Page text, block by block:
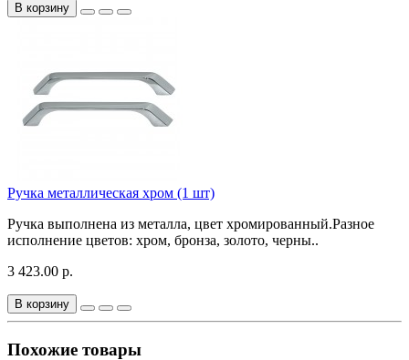
В корзину
Ручка металлическая хром (1 шт)
Ручка выполнена из металла, цвет хромированный.Разное
исполнение цветов: хром, бронза, золото, черны..
3 423.00 р.
В корзину
Похожие товары